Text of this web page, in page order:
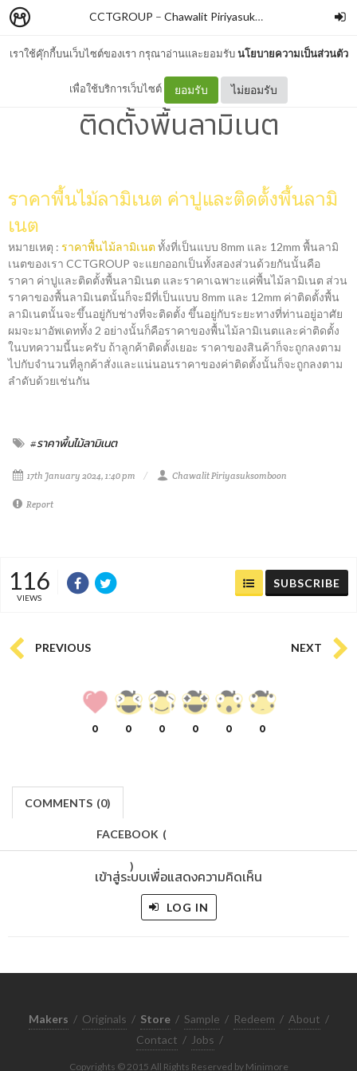
เราใช้คุ๊กกี้บนเว็บไซต์ของเรา กรุณาอ่านและยอมรับนโยบายความเป็นส่วนตัว
เพื่อใช้บริการเว็บไซต์ ยอมรับ ไม่ยอมรับ
CCTGROUP – Chawalit Piriyasuksomboon
ราคาพื้นไม้ลามิเนต ค่าปูและ
ติดตั้งพื้นลามิเนต
ราคาพื้นไม้ลามิเนต ค่าปูและติดตั้งพื้นลามิ
เนต
หมายเหตุ : ราคาพื้นไม้ลามิเนต ทั้งที่เป็นแบบ 8mm และ 12mm พื้นลามิ
เนตของเรา CCTGROUP จะแยกออกเป็นทั้งสองส่วนด้วยกันนั้นคือ
ราคา ค่าปูและติดตั้งพื้นลามิเนต และราคาเฉพาะแค่พื้นไม้ลามิเนต ส่วน
ราคาของพื้นลามิเนตนั้นก็จะมีที่เป็นแบบ 8mm และ 12mm ค่าติดตั้งพื้น
ลามิเนตนั้นจะขึ้นอยู่กับช่างที่จะติดตั้ง ขึ้นอยู่กับระยะทางที่ท่านอยู่อาศัย
ผมจะมาอัพเดททั้ง 2 อย่างนั้นก็คือราคาของพื้นไม้ลามิเนตและค่าติดตั้ง
ในบทความนี้นะครับ ถ้าลูกค้าติดตั้งเยอะ ราคาของสินค้าก็จะถูกลงตาม
ไปกับจำนวนที่ลูกค้าสั่งและแน่นอนราคาของค่าติดตั้งนั้นก็จะถูกลงตาม
ลำดับด้วยเช่นกัน
#ราคาพื้นไม้ลามิเนต
17th January 2024, 1:40 pm Chawalit Piriyasuksomboon
Report
116
VIEWS
SUBSCRIBE
PREVIOUS NEXT
0 0 0 0 0 0
COMMENTS (0)
FACEBOOK (
)
เข้าสู่ระบบเพื่อแสดงความคิดเห็น
LOG IN
Makers / Originals / Store / Sample / Redeem / About /
Contact / Jobs /
Copyrights © 2015 All Rights Reserved by Minimore